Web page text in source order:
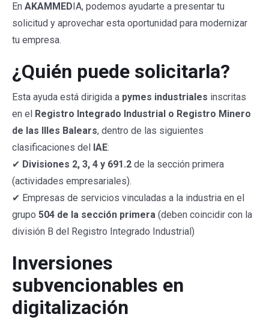
En AKAMMEDIA, podemos ayudarte a presentar tu
solicitud y aprovechar esta oportunidad para modernizar
tu empresa.
¿Quién puede solicitarla?
Esta ayuda está dirigida a pymes industriales inscritas
en el Registro Integrado Industrial o Registro Minero
de las Illes Balears, dentro de las siguientes
clasificaciones del IAE:
✔ Divisiones 2, 3, 4 y 691.2 de la sección primera
(actividades empresariales).
✔ Empresas de servicios vinculadas a la industria en el
grupo 504 de la sección primera (deben coincidir con la
división B del Registro Integrado Industrial)
Inversiones
subvencionables en
digitalización